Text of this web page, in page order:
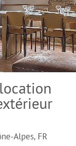
Alpes, FR